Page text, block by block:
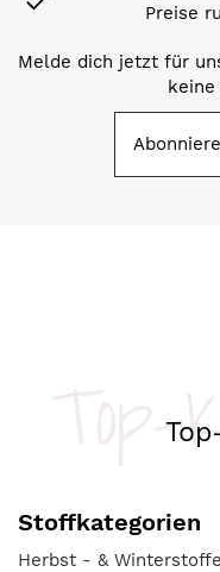
Preise
Melde dich jetzt für
keine
Stoffkategorien
Herbst - & Winterstoffe